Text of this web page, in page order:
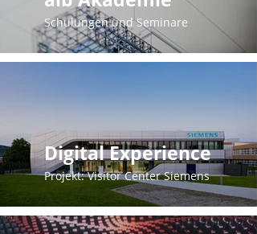
Schulungen und Seminare
Digital Experience
Projekt: Visitor Center Siemens